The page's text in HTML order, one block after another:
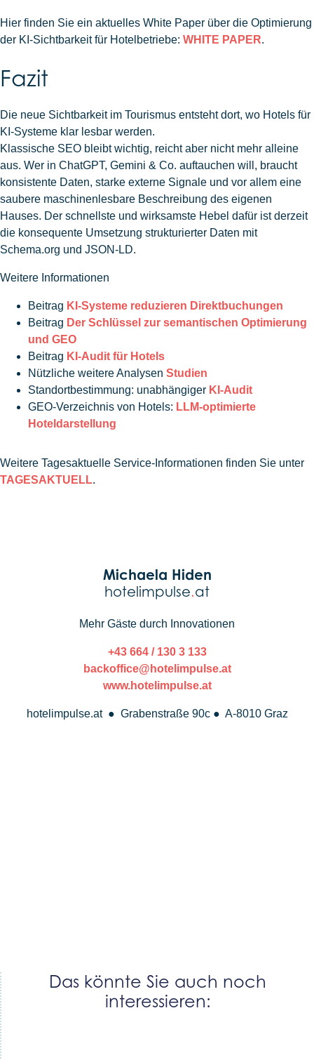
Hier finden Sie ein aktuelles White Paper über die Optimierung
der KI-Sichtbarkeit für Hotelbetriebe: WHITE PAPER.
Fazit
Die neue Sichtbarkeit im Tourismus entsteht dort, wo Hotels für
KI-Systeme klar lesbar werden.
Klassische SEO bleibt wichtig, reicht aber nicht mehr alleine
aus. Wer in ChatGPT, Gemini & Co. auftauchen will, braucht
konsistente Daten, starke externe Signale und vor allem eine
saubere maschinenlesbare Beschreibung des eigenen
Hauses. Der schnellste und wirksamste Hebel dafür ist derzeit
die konsequente Umsetzung strukturierter Daten mit
Schema.org und JSON-LD.
Weitere Informationen
Beitrag KI-Systeme reduzieren Direktbuchungen
Beitrag Der Schlüssel zur semantischen Optimierung
und GEO
Beitrag KI-Audit für Hotels
Nützliche weitere Analysen Studien
Standortbestimmung: unabhängiger KI-Audit
GEO-Verzeichnis von Hotels: LLM-optimierte
Hoteldarstellung
Weitere Tagesaktuelle Service-Informationen finden Sie unter
TAGESAKTUELL.
Michaela Hiden
hotelimpulse.at
Mehr Gäste durch Innovationen
+43 664 / 130 3 133
backoffice@hotelimpulse.at
www.hotelimpulse.at
hotelimpulse.at ● Grabenstraße 90c ● A-8010 Graz
Das könnte Sie auch noch
interessieren: